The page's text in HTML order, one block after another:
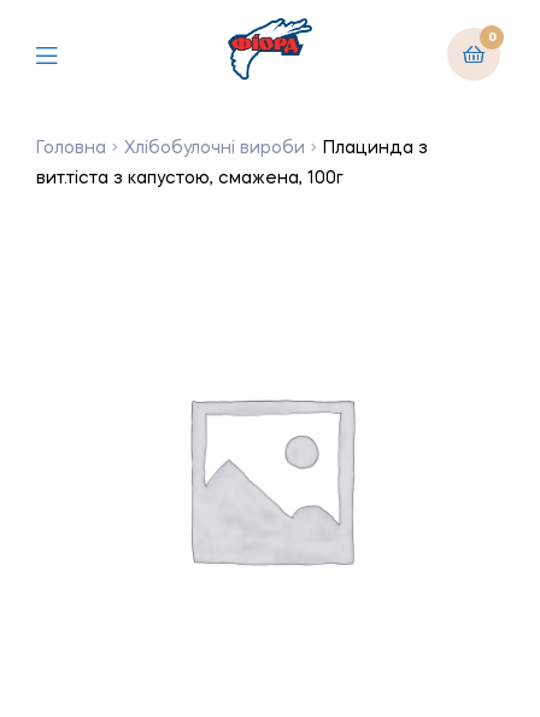
0
Головна Хлібобулочні вироби
Плацинда з
вит.тіста з капустою, смажена, 100г